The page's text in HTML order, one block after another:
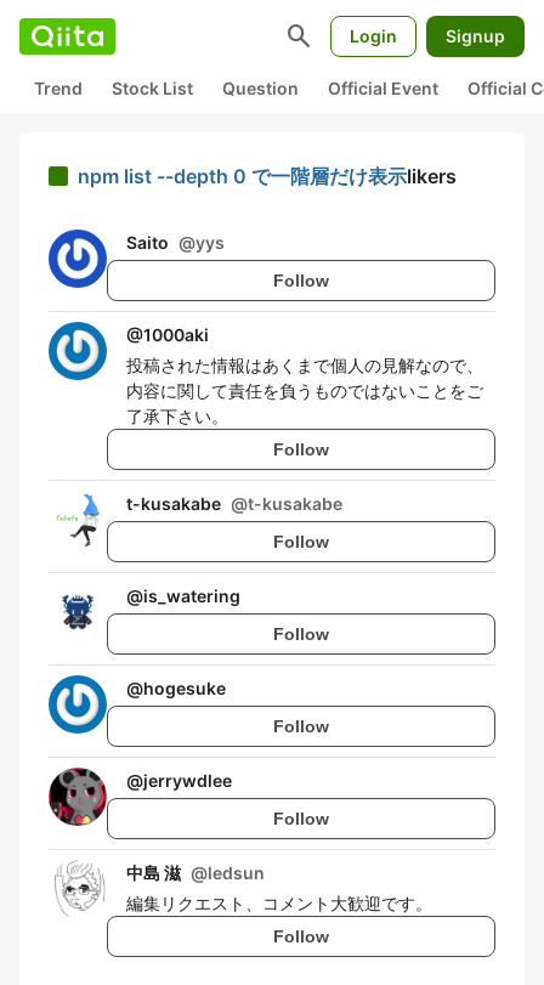
search Login Signup
Trend Stock List Question Official Event Official
npm list --depth 0 で一階層だけ表示likers
Saito @yys
Follow
@1000aki
投稿された情報はあくまで個人の見解なので、
内容に関して責任を負うものではないことをご
了承下さい。
Follow
t-kusakabe @t-kusakabe
Follow
@is_watering
Follow
@hogesuke
Follow
@jerrywdlee
Follow
中島 滋 @ledsun
編集リクエスト、コメント大歓迎です。
Follow